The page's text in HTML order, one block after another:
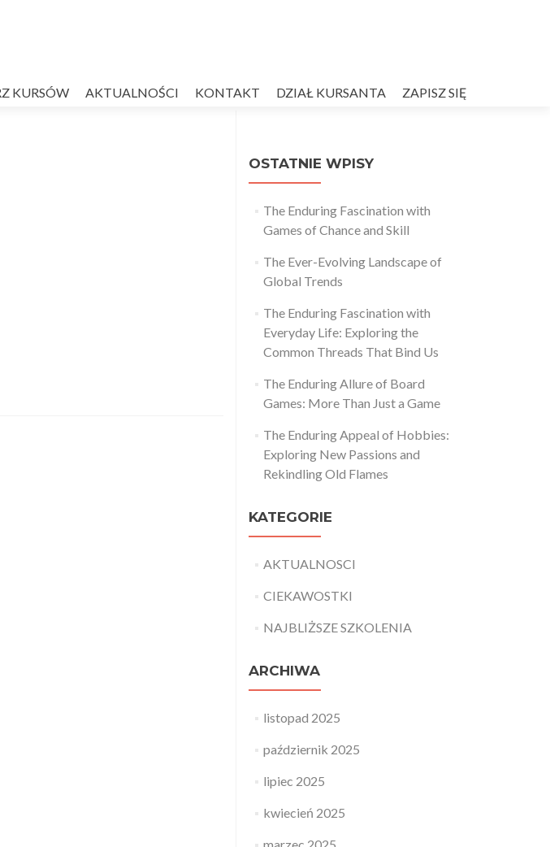
KURSÓW AKTUALNOŚCI KONTAKT DZIAŁ KURSANTA ZAPISZ SIĘ
OSTATNIE WPISY
The Enduring Fascination with
Games of Chance and Skill
The Ever-Evolving Landscape of
Global Trends
The Enduring Fascination with
Everyday Life: Exploring the
Common Threads That Bind Us
The Enduring Allure of Board
Games: More Than Just a Game
The Enduring Appeal of Hobbies:
Exploring New Passions and
Rekindling Old Flames
KATEGORIE
AKTUALNOSCI
CIEKAWOSTKI
NAJBLIŻSZE SZKOLENIA
ARCHIWA
listopad 2025
październik 2025
lipiec 2025
kwiecień 2025